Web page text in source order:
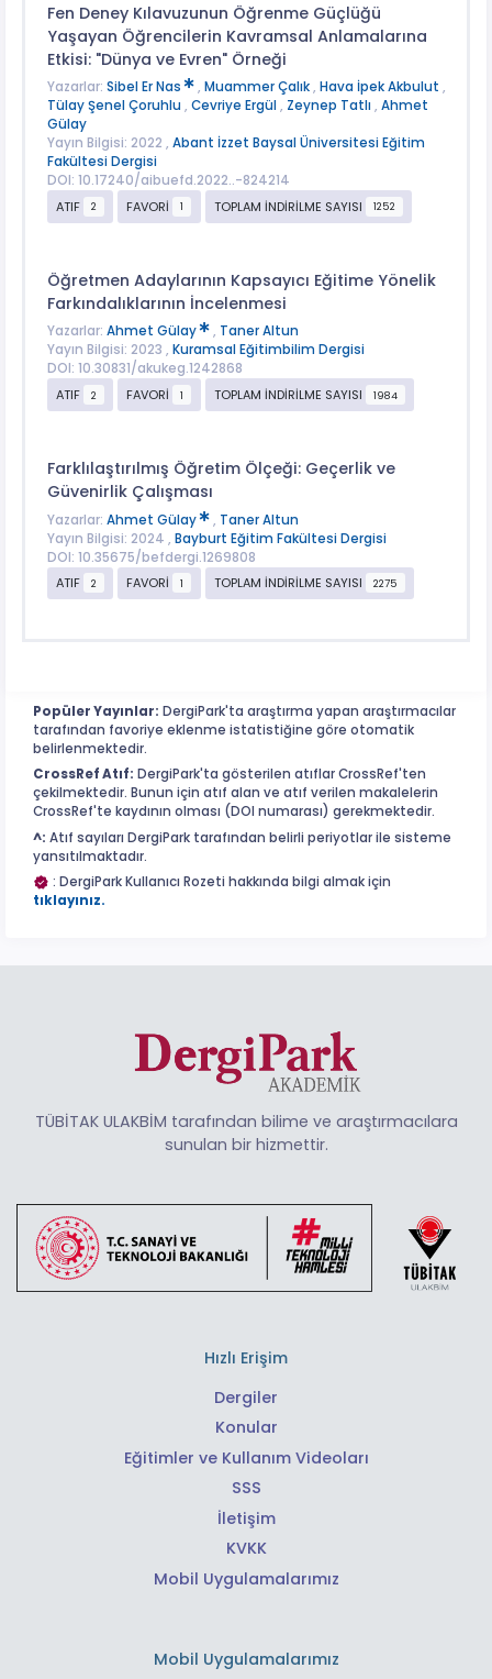
Fen Deney Kılavuzunun Öğrenme Güçlüğü
Yaşayan Öğrencilerin Kavramsal Anlamalarına
Etkisi: "Dünya ve Evren" Örneği
Yazarlar: Sibel Er Nas , Muammer Çalık, Hava İpek Akbulut ,
Tülay Şenel Çoruhlu , Cevriye Ergül , Zeynep Tatlı , Ahmet
Gülay
Yayın Bilgisi: 2022 , Abant İzzet Baysal Üniversitesi Eğitim
Fakültesi Dergisi
DOI: 10.17240/aibuefd.2022..-824214
ATIF
2 FAVORİ 1 TOPLAM İNDİRİLME SAYISI 1252
Öğretmen Adaylarının Kapsayıcı Eğitime Yönelik
Farkındalıklarının İncelenmesi
Yazarlar: Ahmet Gülay , Taner Altun
Yayın Bilgisi: 2023 , Kuramsal Eğitimbilim Dergisi
DOI: 10.30831/akukeg.1242868
ATIF
2 FAVORİ 1 TOPLAM İNDİRİLME SAYISI 1984
Farklılaştırılmış Öğretim Ölçeği: Geçerlik ve
Güvenirlik Çalışması
Yazarlar: Ahmet Gülay , Taner Altun
Yayın Bilgisi: 2024 , Bayburt Eğitim Fakültesi Dergisi
DOI: 10.35675/befdergi.1269808
ATIF
2 FAVORİ 1 TOPLAM İNDİRİLME SAYISI 2275
Popüler Yayınlar: DergiPark'ta araştırma yapan araştırmacılar
tarafından favoriye eklenme istatistiğine göre otomatik
belirlenmektedir.
CrossRef Atıf: DergiPark'ta gösterilen atıflar CrossRef'ten
çekilmektedir. Bunun için atıf alan ve atıf verilen makalelerin
CrossRef'te kaydının olması (DOI numarası) gerekmektedir.
^: Atıf sayıları DergiPark tarafından belirli periyotlar ile sisteme
yansıtılmaktadır.
: DergiPark Kullanıcı Rozeti hakkında bilgi almak için
tıklayınız.
TÜBİTAK ULAKBİM tarafından bilime ve araştırmacılara
sunulan bir hizmettir.
Hızlı Erişim
Dergiler
Konular
Eğitimler ve Kullanım Videoları
SSS
İletişim
KVKK
Mobil Uygulamalarımız
Mobil Uygulamalarımız